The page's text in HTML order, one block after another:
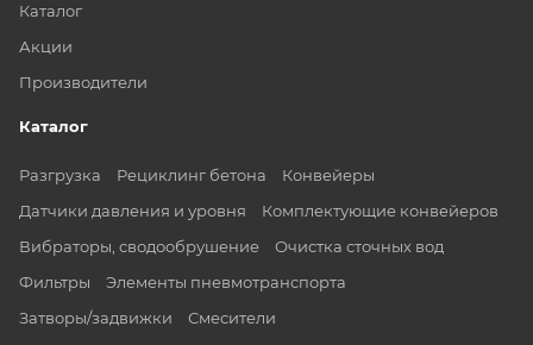
Каталог
Акции
Производители
Каталог
Разгрузка Рециклинг бетона
Конвейеры
Датчики давления и уровня
Комплектующие конвейеров
Вибраторы, сводообрушение
Очистка сточных вод
Фильтры
Элементы пневмотранспорта
Затворы/задвижки
Смесители